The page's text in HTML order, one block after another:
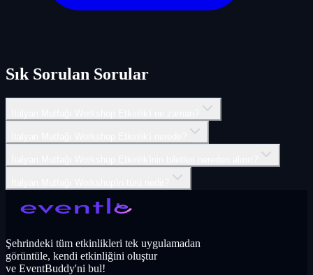
Sık Sorulan Sorular
Şehrindeki tüm etkinlikleri tek uygulamadan
görüntüle, kendi etkinliğini oluştur
ve EventBuddy'ni bul!